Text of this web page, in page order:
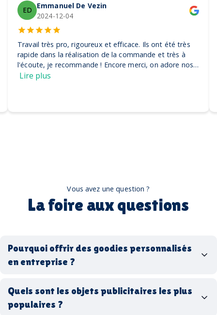
ED
Emmanuel De Vezin
2024-12-04
Travail très pro, rigoureux et efficace. Ils ont été très
rapide dans la réalisation de la commande et très à
l'écoute, je recommande ! Encore merci, on adore nos
casquettes
Lire plus
Vous avez une question ?
La foire aux questions
Pourquoi offrir des goodies personnalisés
en entreprise ?
Quels sont les objets publicitaires les plus
populaires ?